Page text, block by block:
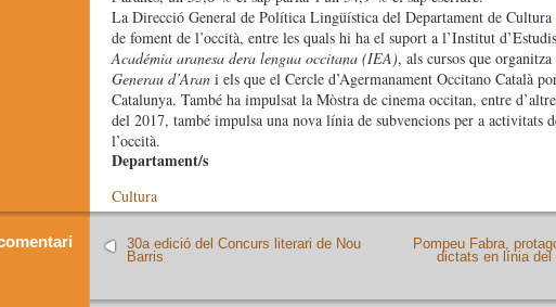
La Direcció General de Política Lingüística del Departament de Cultura
de foment de l’occità, entre les quals hi ha el suport a l’Institut
Académia aranesa dera lengua occitana (IEA), als cursos que organitza
Generau d’Arani els que el Cercle d’Agermanament Occitano Català
Catalunya. També ha impulsat la Mòstra de cinema occitan, entre
del 2017, també impulsa una nova línia de subvencions per a activitats
l’occità.
Departament/s
Cultura
Pompeu Fabra,
dictats en línia del
30a edició del Concurs literari de Nou
Barris